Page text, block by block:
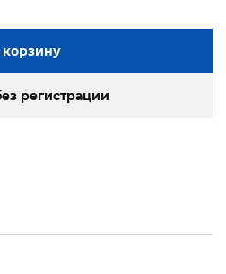
корзину
регистрации